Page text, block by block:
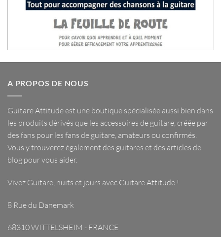
A PROPOS DE NOUS
Guitare Attitude est une boutique spécialisée aussi bien dans
les produits dérivés que les accessoires de guitare , créée par
des fans pour les fans de guitare, amateurs ou confirmés.
Vous y trouverez également des guitares et des articles de
blog pour vous aider.
Vivez Guitare, nuits et jours avec Guitare Attitude !
8 Rue du Danemark
68310 WITTELSHEIM - FRANCE